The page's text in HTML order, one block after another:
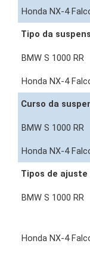
Tipo da
Curso da
Tipos de